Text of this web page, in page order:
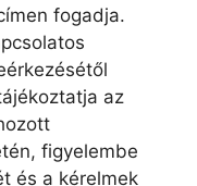
fogadja.
az
figyelembe
és a kérelmek